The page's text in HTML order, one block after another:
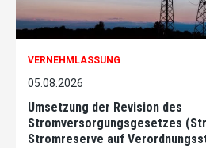
VERNEHMLASSUNG
05.08.2026
Umsetzung der Revision des
Stromversorgungsgesetzes
Stromreserve auf